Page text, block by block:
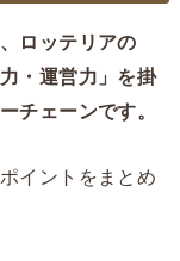
ロッテリアの
・運営力」を掛
チェーンです。
イントをまとめ